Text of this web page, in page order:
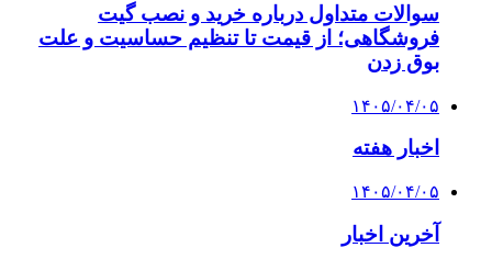
سوالات متداول درباره خرید و نصب گیت
فروشگاهی؛ از قیمت تا تنظیم حساسیت و علت
بوق زدن
۱۴۰۵/۰۴/۰۵
اخبار هفته
۱۴۰۵/۰۴/۰۵
آخرین اخبار